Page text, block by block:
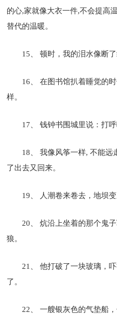
的心,家就像大衣一件,不会提高
替代的温暖。
15、 顿时，我的泪水像断
16、 在图书馆扒着睡觉的
样。
17、 钱钟书围城里说：打
18、 我像风筝一样, 不能远
了出去又回来。
19、 人潮卷来卷去，地坝变
20、 炕沿上坐着的那个鬼
狼。
21、 他打破了一块玻璃，
了。
22、 一艘银灰色的气垫船